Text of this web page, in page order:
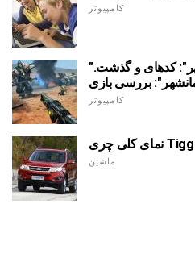
کامپیوتر
"تکامل: نبرد برای آرمانشهر": کدهای و گذشت.
بررسی بازی
کامپیوتر
ماشین